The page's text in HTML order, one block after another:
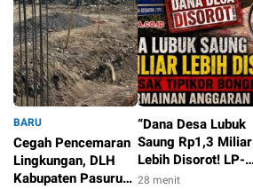
BARU
Cegah Pencemaran
Lingkungan, DLH
Kabupaten Pasuruan
“Dana Desa Lubuk
Saung Rp1,3 Miliar
Lebih Disorot! LP-
KPK Desak Tipikor
28 menit